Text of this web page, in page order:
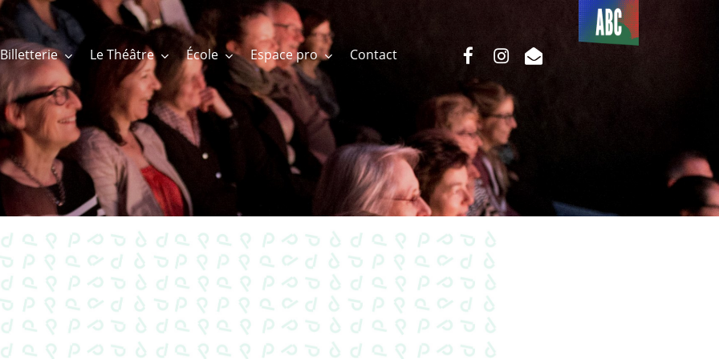
Billetterie Le Théâtre École Espace pro Contact
Du côté
de l’ABC
facebookinstagram
email